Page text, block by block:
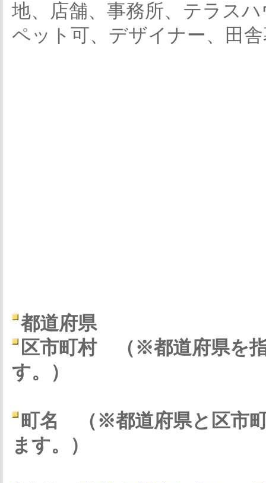
地、店舗、事務所、テラス
ペット可、デザイナー、田
都道府県
区市町村
（※都道府県を
す。）
町名
（※都道府県と区市
ます。）